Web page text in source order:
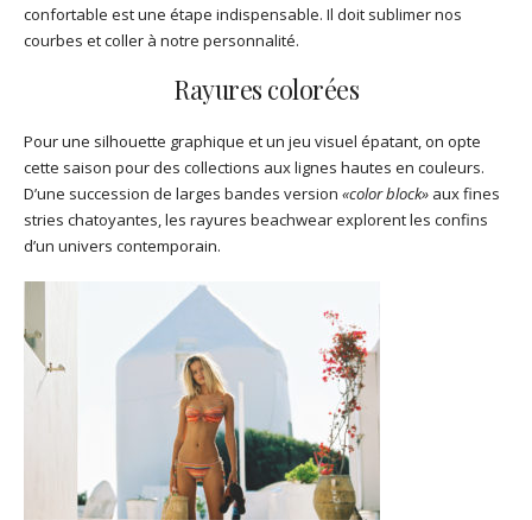
confortable est une étape indispensable. Il doit sublimer nos
courbes et coller à notre personnalité.
Rayures colorées
Pour une silhouette graphique et un jeu visuel épatant, on opte
cette saison pour des collections aux lignes hautes en couleurs.
D’une succession de larges bandes version «color block» aux fines
stries chatoyantes, les rayures beachwear explorent les confins
d’un univers contemporain.